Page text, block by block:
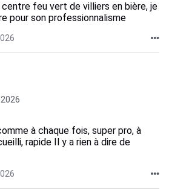
feu vert de villiers en bière, je
pour son professionnalisme
à chaque fois, super pro, à
rapide Il y a rien à dire de